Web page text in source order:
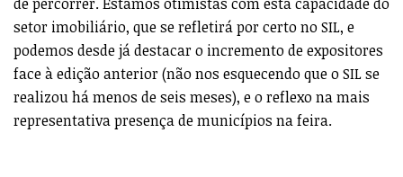
setor imobiliário, que se refletirá por certo no SIL, e
podemos desde já destacar o incremento de expositores
face à edição anterior (não nos esquecendo que o SIL se
realizou há menos de seis meses), e o reflexo na mais
representativa presença de municípios na feira.